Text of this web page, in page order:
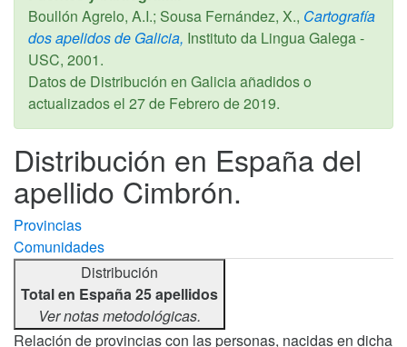
Boullón Agrelo, A.I.; Sousa Fernández, X., Cartografía
dos apelidos de Galicia, Instituto da Lingua Galega -
USC, 2001.
Datos de Distribución en Galicia añadidos o
actualizados el 27 de Febrero de 2019.
Distribución en España del
apellido Cimbrón.
Provincias
Comunidades
Distribución
Total en España 25 apellidos
Ver notas metodológicas.
Relación de provincias con las personas, nacidas en dicha